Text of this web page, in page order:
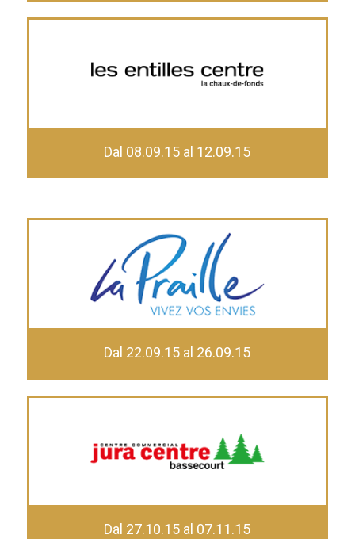
Dal 08.09.15 al 12.09.15
Dal 22.09.15 al 26.09.15
Dal 27.10.15 al 07.11.15